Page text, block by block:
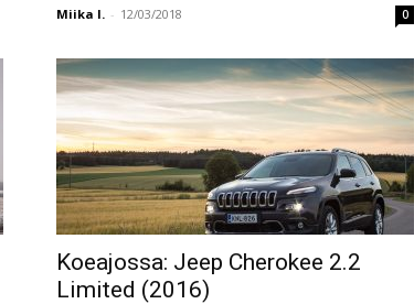
Miika I. - 12/03/2018 0
Koeajossa: Jeep Cherokee 2.2
Limited (2016)